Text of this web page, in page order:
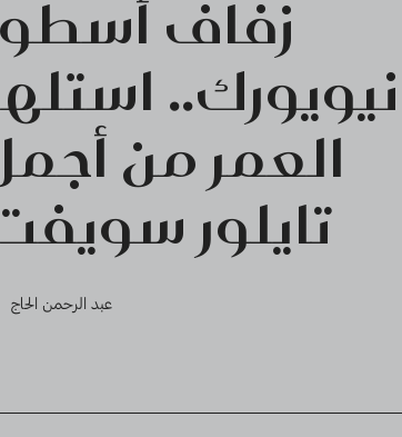
زفاف
نيويورك..
العمر من
تايلور
عبد الرحمن الحاج